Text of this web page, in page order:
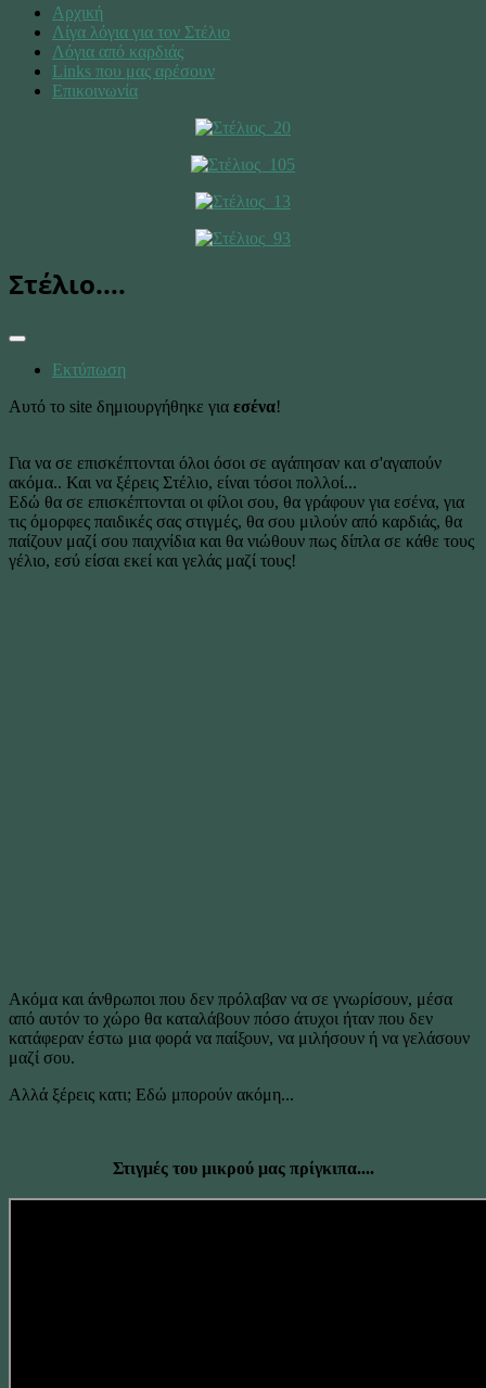
Αρχική
Λίγα λόγια για τον Στέλιο
Λόγια από καρδιάς
Links που μας αρέσουν
Επικοινωνία
Στέλιο....
Εκτύπωση
Αυτό το site δημιουργήθηκε για εσένα!
Για να σε επισκέπτονται όλοι όσοι σε αγάπησαν και σ'αγαπούν
ακόμα.. Και να ξέρεις Στέλιο, είναι τόσοι πολλοί...
Εδώ θα σε επισκέπτονται οι φίλοι σου, θα γράφουν για εσένα, για
τις όμορφες παιδικές σας στιγμές, θα σου μιλούν από καρδιάς, θα
παίζουν μαζί σου παιχνίδια και θα νιώθουν πως δίπλα σε κάθε τους
γέλιο, εσύ είσαι εκεί και γελάς μαζί τους!
Ακόμα και άνθρωποι που δεν πρόλαβαν να σε γνωρίσουν, μέσα
από αυτόν το χώρο θα καταλάβουν πόσο άτυχοι ήταν που δεν
κατάφεραν έστω μια φορά να παίξουν, να μιλήσουν ή να γελάσουν
μαζί σου.
Αλλά ξέρεις κατι; Εδώ μπορούν ακόμη...
Στιγμές του μικρού μας πρίγκιπα....